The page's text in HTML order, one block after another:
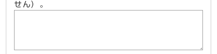
せん）。